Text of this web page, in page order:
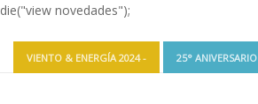
die("view novedades");
VIENTO & ENERGÍA 2024 - 25° ANIVERSARIO